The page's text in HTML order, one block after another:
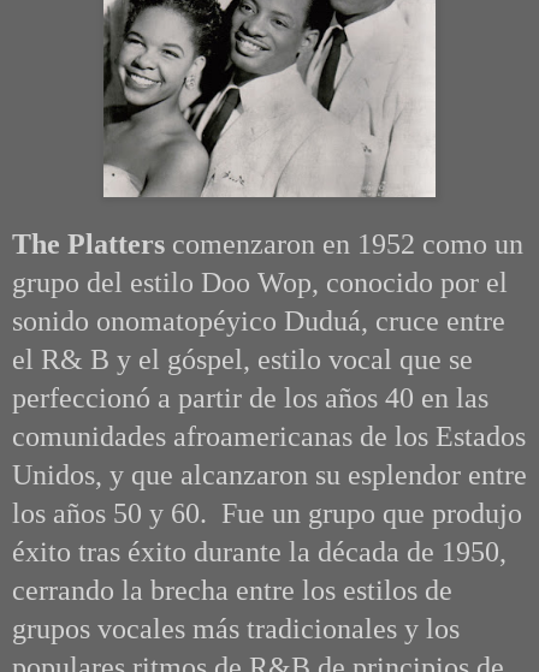
The Platters comenzaron en 1952 como un
grupo del estilo Doo Wop, conocido por el
sonido onomatopéyico Duduá, cruce entre
el R& B y el góspel, estilo vocal que se
perfeccionó a partir de los años 40 en las
comunidades afroamericanas de los Estados
Unidos, y que alcanzaron su esplendor entre
los años 50 y 60. Fue un grupo que produjo
éxito tras éxito durante la década de 1950,
cerrando la brecha entre los estilos de
grupos vocales más tradicionales y los